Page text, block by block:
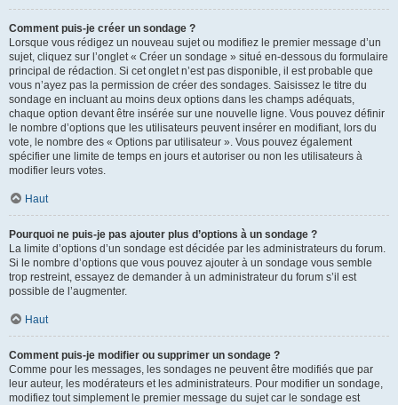
Comment puis-je créer un sondage ?
Lorsque vous rédigez un nouveau sujet ou modifiez le premier message d’un
sujet, cliquez sur l’onglet « Créer un sondage » situé en-dessous du formulaire
principal de rédaction. Si cet onglet n’est pas disponible, il est probable que
vous n’ayez pas la permission de créer des sondages. Saisissez le titre du
sondage en incluant au moins deux options dans les champs adéquats,
chaque option devant être insérée sur une nouvelle ligne. Vous pouvez définir
le nombre d’options que les utilisateurs peuvent insérer en modifiant, lors du
vote, le nombre des « Options par utilisateur ». Vous pouvez également
spécifier une limite de temps en jours et autoriser ou non les utilisateurs à
modifier leurs votes.
Haut
Pourquoi ne puis-je pas ajouter plus d’options à un sondage ?
La limite d’options d’un sondage est décidée par les administrateurs du forum.
Si le nombre d’options que vous pouvez ajouter à un sondage vous semble
trop restreint, essayez de demander à un administrateur du forum s’il est
possible de l’augmenter.
Haut
Comment puis-je modifier ou supprimer un sondage ?
Comme pour les messages, les sondages ne peuvent être modifiés que par
leur auteur, les modérateurs et les administrateurs. Pour modifier un sondage,
modifiez tout simplement le premier message du sujet car le sondage est